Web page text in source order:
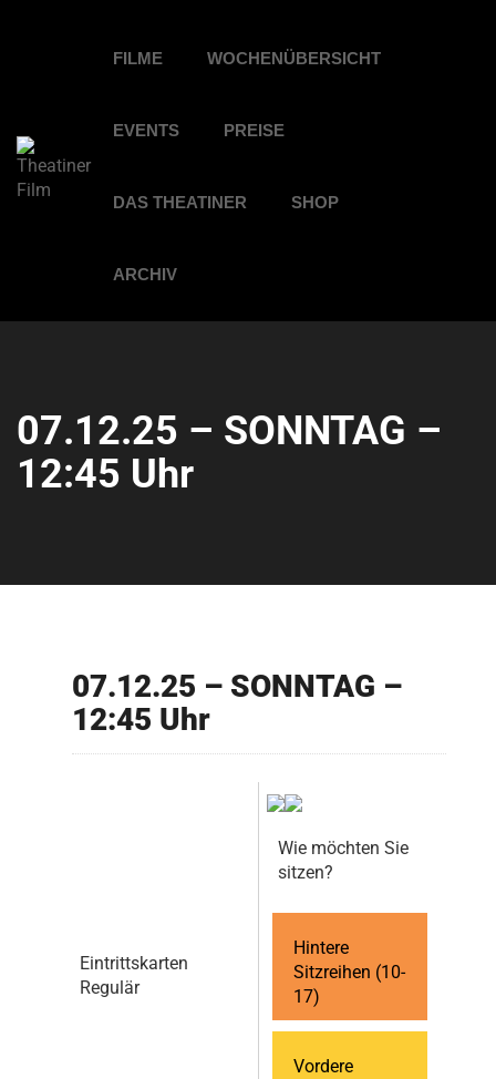
FILME WOCHENÜBERSICHT
EVENTS PREISE
DAS THEATINER SHOP
ARCHIV
07.12.25 – SONNTAG –
12:45 Uhr
07.12.25 – SONNTAG –
12:45 Uhr
Eintrittskarten
Regulär
Wie möchten Sie
sitzen?
Hintere
Sitzreihen (10-
17)
Vordere